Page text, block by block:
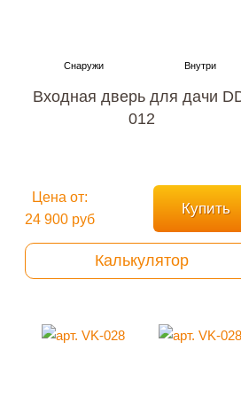
Входная дверь для дачи
012
Цена от:
24 900 руб
Купить
Калькулятор